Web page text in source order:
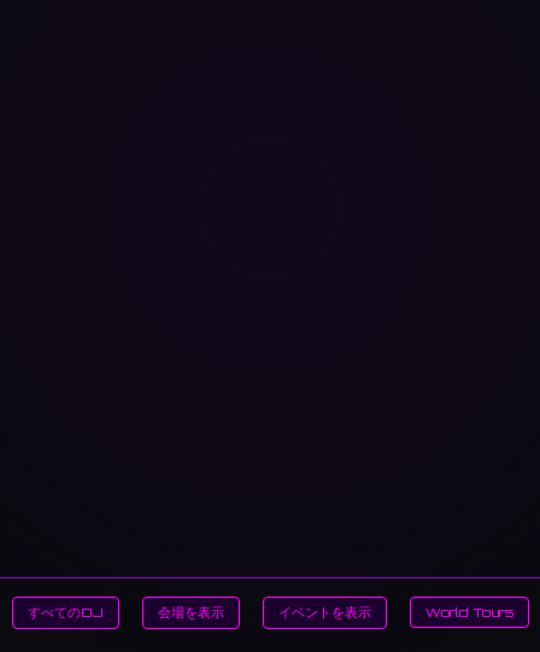
すべてのDJ 会場を表示 イベントを表示 World Tours